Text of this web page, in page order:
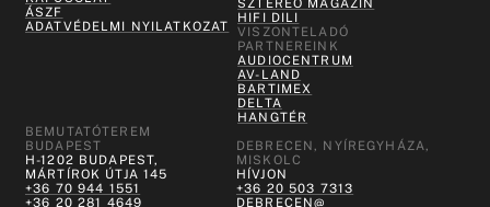
ÁSZF
ADATVÉDELMI NYILATKOZAT
SZTEREO MAGAZIN
HIFI DILI
VISZONTELADÓ
PARTNEREINK
AUDIOCENTRUM
AV-LAND
BARTIMEX
DELTA
HANGTÉR
BEMUTATÓTEREM
BUDAPEST
H-1202 BUDAPEST,
MÁRTÍROK ÚTJA 145
+36 70 944 1551
+36 20 281 4649
DEBRECEN, NYÍREGYHÁZA,
MISKOLC
HÍVJON
+36 20 503 7313
DEBRECEN@